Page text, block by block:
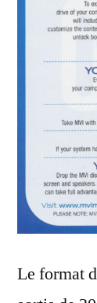
Le format